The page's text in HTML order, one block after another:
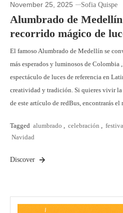
November 25, 2025 Sofia Quispe
Alumbrado de Medellín
recorrido mágico de
El famoso Alumbrado de Medellín se
más esperados y luminosos de Colombia
espectáculo de luces de referencia en
creatividad y tradición. Si quieres vivir
de este artículo de redBus, encontrarás
Tagged alumbrado , celebración ,
Navidad
Discover